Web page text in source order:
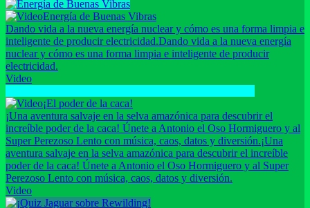
Energía de Buenas Vibras
Dando vida a la nueva energía nuclear y cómo es una forma limpia e
inteligente de producir electricidad.Dando vida a la nueva energía
nuclear y cómo es una forma limpia e inteligente de producir
electricidad.
Video
¡El poder de la caca!
¡Una aventura salvaje en la selva amazónica para descubrir el
increíble poder de la caca! Únete a Antonio el Oso Hormiguero y al
Super Perezoso Lento con música, caos, datos y diversión.¡Una
aventura salvaje en la selva amazónica para descubrir el increíble
poder de la caca! Únete a Antonio el Oso Hormiguero y al Super
Perezoso Lento con música, caos, datos y diversión.
Video